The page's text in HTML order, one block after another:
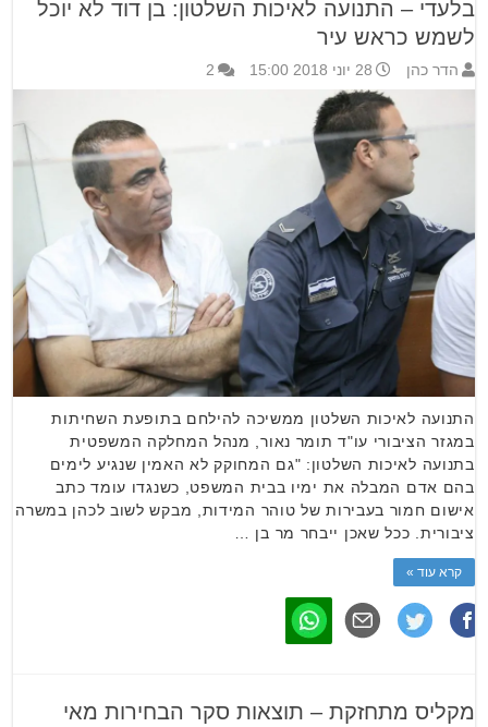
בלעדי – התנועה לאיכות השלטון: בן דוד לא יוכל
לשמש כראש עיר
הדר כהן 28 יוני 2018 15:00 2
התנועה לאיכות השלטון ממשיכה להילחם בתופעת השחיתות
במגזר הציבורי עו"ד תומר נאור, מנהל המחלקה המשפטית
בתנועה לאיכות השלטון: "גם המחוקק לא האמין שנגיע לימים
בהם אדם המבלה את ימיו בבית המשפט, כשנגדו עומד כתב
אישום חמור בעבירות של טוהר המידות, מבקש לשוב לכהן במשרה
ציבורית. ככל שאכן ייבחר מר בן …
קרא עוד »
מקליס מתחזקת – תוצאות סקר הבחירות מאי